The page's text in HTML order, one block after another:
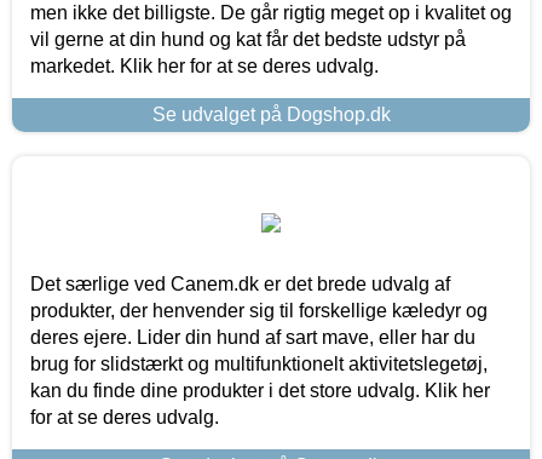
men ikke det billigste. De går rigtig meget op i kvalitet og
vil gerne at din hund og kat får det bedste udstyr på
markedet. Klik her for at se deres udvalg.
Se udvalget på Dogshop.dk
Det særlige ved Canem.dk er det brede udvalg af
produkter, der henvender sig til forskellige kæledyr og
deres ejere. Lider din hund af sart mave, eller har du
brug for slidstærkt og multifunktionelt aktivitetslegetøj,
kan du finde dine produkter i det store udvalg. Klik her
for at se deres udvalg.